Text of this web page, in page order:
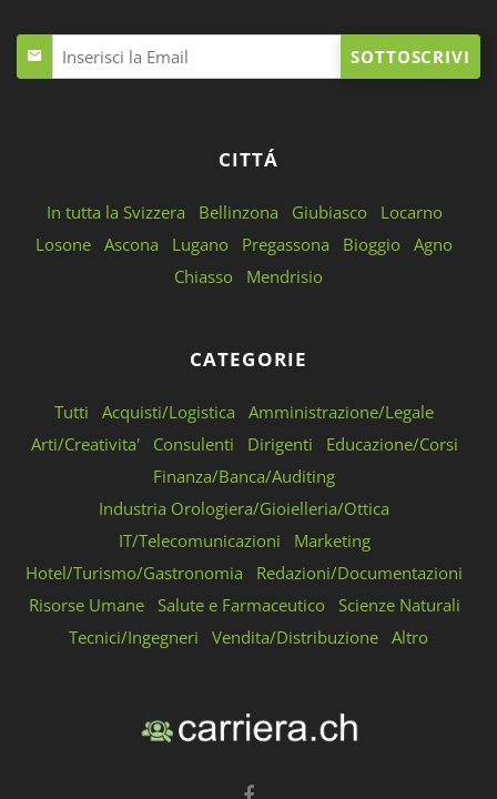
SOTTOSCRIVI
CITTÁ
In tutta la Svizzera Bellinzona Giubiasco
Locarno
Losone Ascona Lugano Pregassona Bioggio Agno
Chiasso
Mendrisio
CATEGORIE
Tutti Acquisti/Logistica
Amministrazione/Legale
Arti/Creativita'
Consulenti Dirigenti
Educazione/Corsi
Finanza/Banca/Auditing
Industria Orologiera/Gioielleria/Ottica
IT/Telecomunicazioni
Marketing
Hotel/Turismo/Gastronomia
Redazioni/Documentazioni
Risorse Umane
Salute e Farmaceutico
Scienze Naturali
Tecnici/Ingegneri
Vendita/Distribuzione Altro